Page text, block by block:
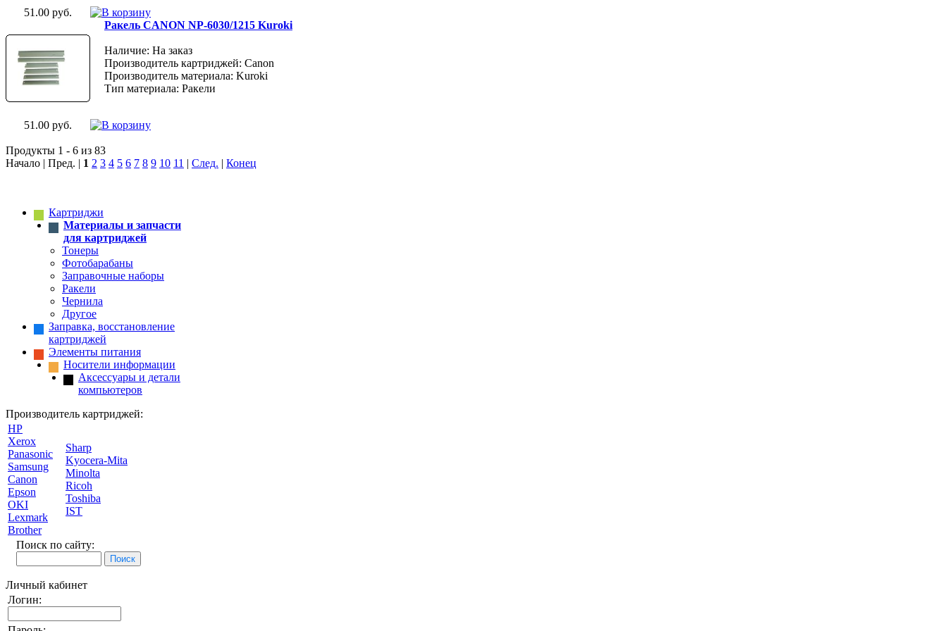
51.00 руб.
Ракель CANON NP-6030/1215 Kuroki
Наличие: На заказ
Производитель картриджей: Canon
Производитель материала: Kuroki
Тип материала: Ракели
51.00 руб.
Продукты 1 - 6 из 83
Начало | Пред. | 1 2 3 4 5 6 7 8 9 10 11 | След. | Конец
Картриджи
Материалы и запчасти
для картриджей
Тонеры
Фотобарабаны
Заправочные наборы
Ракели
Чернила
Другое
Заправка, восстановление
картриджей
Элементы питания
Носители информации
Аксессуары и детали
компьютеров
Производитель картриджей:
HP
Xerox
Panasonic
Samsung
Canon
Epson
OKI
Lexmark
Brother
Sharp
Kyocera-Mita
Minolta
Ricoh
Toshiba
IST
Поиск по сайту:
Личный кабинет
Логин: